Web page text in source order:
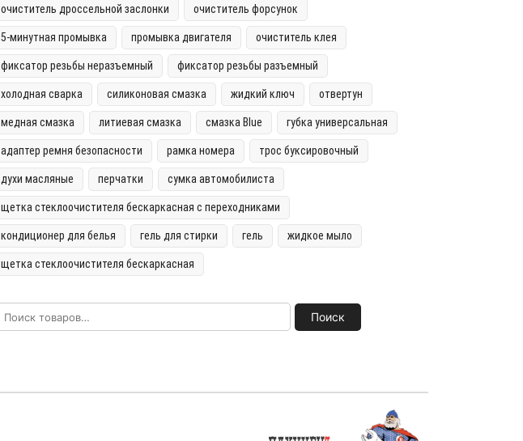
очиститель дроссельной заслонки очиститель форсунок
5-минутная промывка промывка двигателя очиститель клея
фиксатор резьбы неразъемный фиксатор резьбы разъемный
холодная сварка силиконовая смазка жидкий ключ отвертун
медная смазка литиевая смазка смазка Blue губка универсальная
адаптер ремня безопасности рамка номера трос буксировочный
духи масляные перчатки сумка автомобилиста
щетка стеклоочистителя бескаркасная с переходниками
кондиционер для белья гель для стирки гель жидкое мыло
щетка стеклоочистителя бескаркасная
Поиск